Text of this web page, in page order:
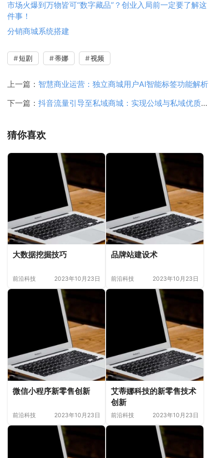
市场火爆到万物皆可“数字藏品”？创业入局前一定要了解这
件事！
分销商城系统搭建
短剧 蒂娜 视频
上一篇： 智慧商业运营：独立商城用户AI智能标签功能解析
下一篇： 抖音流量引导至私域商城：实现公域与私域优质转化
猜你喜欢
大数据挖掘技巧
前沿科技 2023年10月23日
品牌站建设术
前沿科技 2023年10月23日
微信小程序新零售创新
前沿科技 2023年10月23日
艾蒂娜科技的新零售技术
创新
前沿科技 2023年10月23日